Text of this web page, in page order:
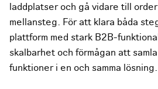
laddplatser och gå vidare till
mellansteg. För att klara båda
plattform med stark B2B-
skalbarhet och förmågan att
funktioner i en och samma lösning.